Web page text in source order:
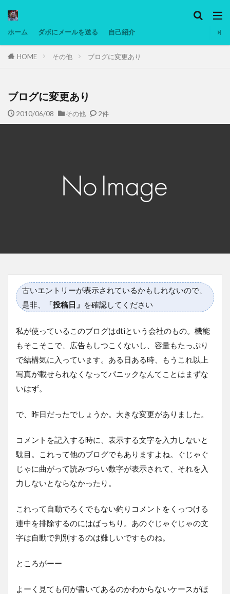
ホーム ダボにメールを送る 自己紹介
HOME その他 ブログに変更あり
ブログに変更あり
2010/06/08 その他 2件
古いエントリーが表示されているかもしれないので、
是非、
「投稿日」 を確認してください
私が使っているこのブログはdtiという会社のもの。機能
もそこそこで、広告もしつこくないし、容量もたっぷり
で結構気に入っています。ある日ある時、もうこれ以上
写真が載せられなくなってパニックなんてことはまずな
いはず。
で、昨日だったでしょうか。大きな変更がありました。
コメントを記入する時に、表示する文字を入力しないと
駄目。これって他のブログでもありますよね。ぐじゃぐ
じゃに曲がって読みづらい数字が表示されて、それを入
力しないとならなかったり。
これって自動でろくでもない釣りコメントをくっつける
連中を排除するのにはばっちり。あのぐじゃぐじゃの文
字は自動で判別するのは難しいですものね。
ところがーー
よーく見ても何が書いてあるのかわからないケースがほ
タグ
マレーシア動画
備忘録
動画 日本人村社会 脱水シート